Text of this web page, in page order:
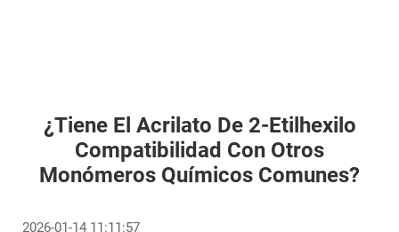
¿Tiene El Acrilato De 2-Etilhexilo
Compatibilidad Con Otros
Monómeros Químicos Comunes?
2026-01-14 11:11:57